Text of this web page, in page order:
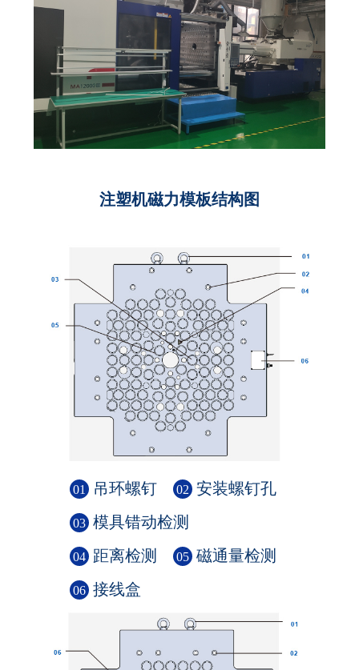
注塑机磁力模板结构图
01 吊环螺钉 02 安装螺钉孔
03 模具错动检测
04 距离检测 05 磁通量检测
06 接线盒